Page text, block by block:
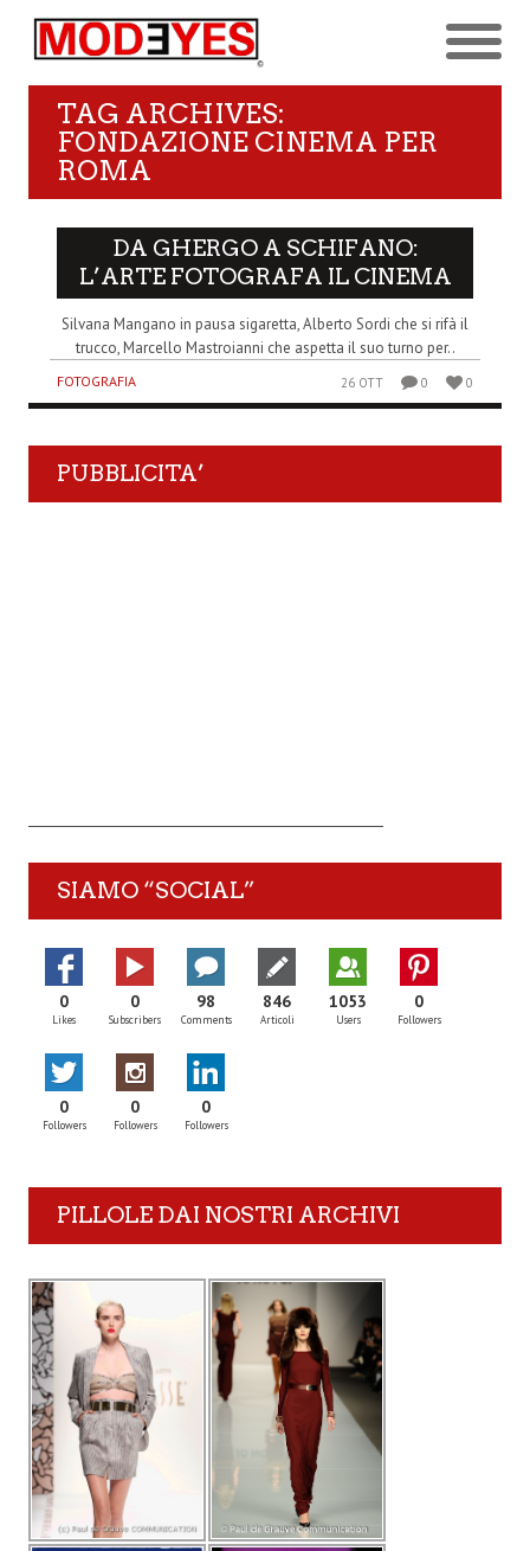
TAG ARCHIVES:
FONDAZIONE CINEMA PER
ROMA
DA GHERGO A SCHIFANO:
L’ARTE FOTOGRAFA IL CINEMA
Silvana Mangano in pausa sigaretta, Alberto Sordi che si rifà il
trucco, Marcello Mastroianni che aspetta il suo turno per..
FOTOGRAFIA 26 OTT 0 0
PUBBLICITA’
SIAMO “SOCIAL”
0
Likes
0
Subscribers
98
Comments
846
Articoli
1053
Users
0
Followers
0
Followers
0
Followers
0
Followers
PILLOLE DAI NOSTRI ARCHIVI